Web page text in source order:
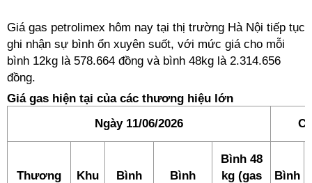
Giá gas petrolimex hôm nay tại thị trường Hà Nội tiếp tục
ghi nhận sự bình ổn xuyên suốt, với mức giá cho mỗi
bình 12kg là 578.664 đồng và bình 48kg là 2.314.656
đồng.
Giá gas hiện tại của các thương hiệu lớn
Ngày 11/06/2026
Thương
Khu
Bình
Bình
Bình 48
kg (gas
Bình